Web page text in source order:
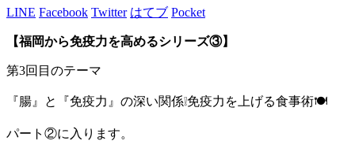
LINE Facebook Twitter はてブ Pocket
【福岡から免疫力を高めるシリーズ③】
第3回目のテーマ
『腸』と『免疫力』の深い関係❕免疫力を上げる食事術🍽
パート②に入ります。